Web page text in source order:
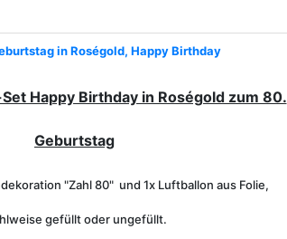
in Roségold, Happy Birthday
Happy Birthday in Roségold zum 80.
Geburtstag
"Zahl 80" und 1x Luftballon aus Folie,
gefüllt oder ungefüllt.